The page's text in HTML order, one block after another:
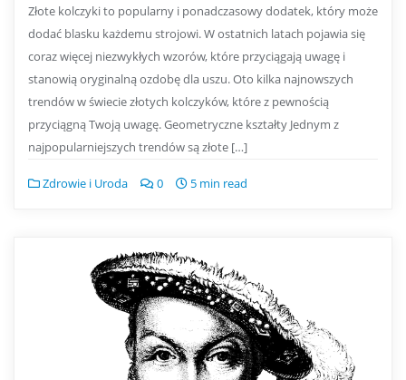
Złote kolczyki to popularny i ponadczasowy dodatek, który może
dodać blasku każdemu strojowi. W ostatnich latach pojawia się
coraz więcej niezwykłych wzorów, które przyciągają uwagę i
stanowią oryginalną ozdobę dla uszu. Oto kilka najnowszych
trendów w świecie złotych kolczyków, które z pewnością
przyciągną Twoją uwagę. Geometryczne kształty Jednym z
najpopularniejszych trendów są złote […]
Zdrowie i Uroda 0 5 min read